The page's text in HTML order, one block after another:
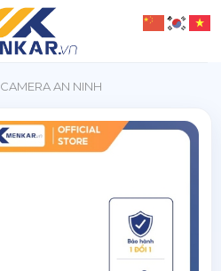
CAMERA AN NINH